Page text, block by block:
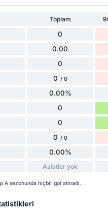
Toplam
0
0.00
0
0 / 0
0.00%
0
0
0 / 0
0.00%
Asistler yok
A sezonunda hiçbir gol atmadı.